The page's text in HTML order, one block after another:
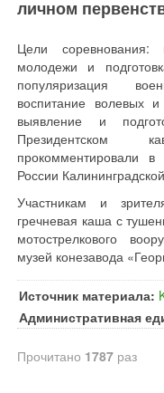
личном
Цели соревнования:
молодежи и
популяризация
воспитание волевых и
выявление и
Президентском
прокомментировали
России
Участникам и
гречневая каша с
мотострелкового
музей конезавода
Источник материала:
Административная
Прочитано 1787 раз